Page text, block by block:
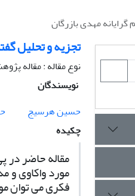
مهدی بازرگان
تجزیه و تحلیل
نوع مقاله : مقاله
نویسندگان
حسین هرسیج
چکیده
مقاله حاضر در
مورد واکاوی و
فکری می توان